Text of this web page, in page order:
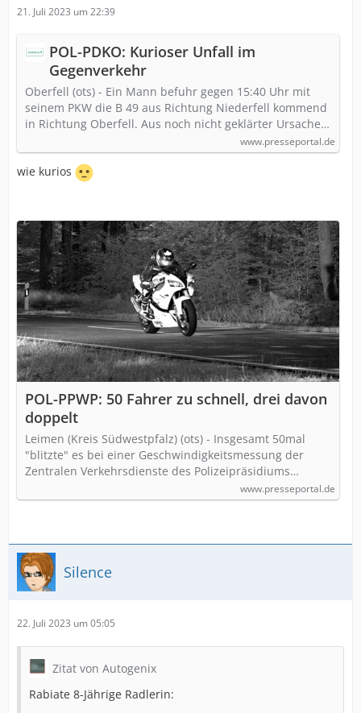
21. Juli 2023 um 22:39
POL-PDKO: Kurioser Unfall im
Gegenverkehr
Oberfell (ots) - Ein Mann befuhr gegen 15:40 Uhr mit
seinem PKW die B 49 aus Richtung Niederfell kommend
in Richtung Oberfell. Aus noch nicht geklärter Ursache…
www.presseportal.de
wie kurios
POL-PPWP: 50 Fahrer zu schnell, drei davon
doppelt
Leimen (Kreis Südwestpfalz) (ots) - Insgesamt 50mal
"blitzte" es bei einer Geschwindigkeitsmessung der
Zentralen Verkehrsdienste des Polizeipräsidiums…
www.presseportal.de
Silence
22. Juli 2023 um 05:05
Zitat von Autogenix
Rabiate 8-Jährige Radlerin: